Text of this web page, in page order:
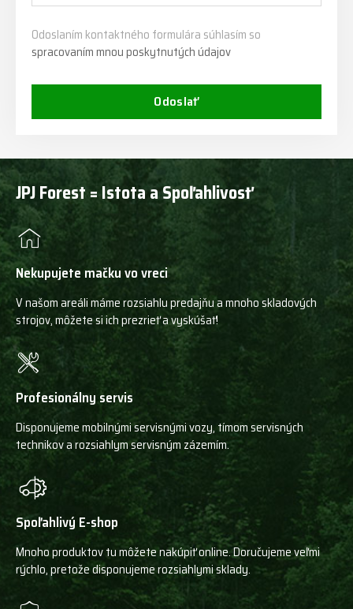
Odoslaním kontaktného formulára súhlasím so
spracovaním mnou poskytnutých údajov
Odoslať
JPJ Forest = Istota a Spoľahlivosť
Nekupujete mačku vo vreci
V našom areáli máme rozsiahlu predajňu a mnoho skladových
strojov, môžete si ich prezrieť a vyskúšať!
Profesionálny servis
Disponujeme mobilnými servisnými vozy, tímom servisných
technikov a rozsiahlym servisným zázemím.
Spoľahlivý E-shop
Mnoho produktov tu môžete nakúpiť online. Doručujeme veľmi
rýchlo, pretože disponujeme rozsiahlymi sklady.